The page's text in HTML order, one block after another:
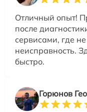
Отличный опыт!
после
сервисами, где
неисправность.
быстро.
Горюнов